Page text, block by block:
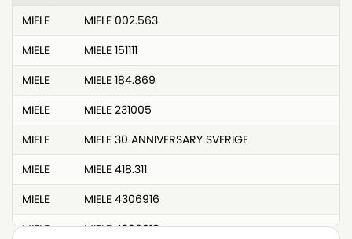
MIELE
MIELE 002.563
MIELE
MIELE 151111
MIELE
MIELE 184.869
MIELE
MIELE 231005
MIELE
MIELE 30 ANNIVERSARY SVERIGE
MIELE
MIELE 418.311
MIELE
MIELE 4306916
MIELE
MIELE 4306918